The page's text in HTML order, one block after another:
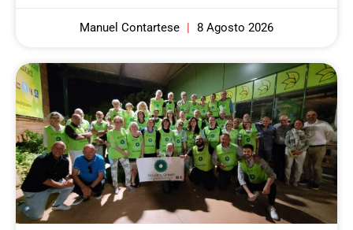
Manuel Contartese 8 Agosto 2026